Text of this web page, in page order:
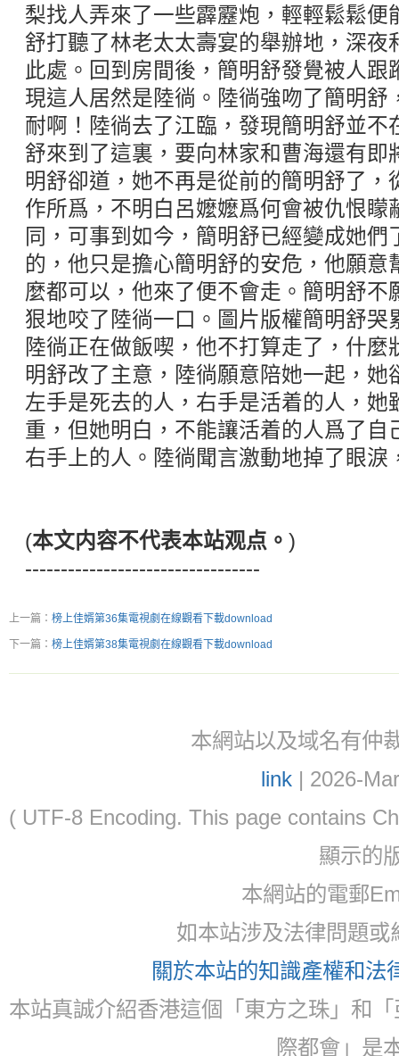
梨找人弄來了一些霹靂炮，輕輕鬆鬆便
舒打聽了林老太太壽宴的舉辦地，深夜
此處。回到房間後，簡明舒發覺被人跟
現這人居然是陸徜。陸徜強吻了簡明舒
耐啊！陸徜去了江臨，發現簡明舒並不
舒來到了這裏，要向林家和曹海還有即
明舒卻道，她不再是從前的簡明舒了，
作所爲，不明白呂嬤嬤爲何會被仇恨矇
同，可事到如今，簡明舒已經變成她們
的，他只是擔心簡明舒的安危，他願意
麼都可以，他來了便不會走。簡明舒不
狠地咬了陸徜一口。圖片版權簡明舒哭
陸徜正在做飯喫，他不打算走了，什
明舒改了主意，陸徜願意陪她一起，她
左手是死去的人，右手是活着的人，她
重，但她明白，不能讓活着的人爲了自
右手上的人。陸徜聞言激動地掉了眼淚
(本文内容不代表本站观点。 )
---------------------------------
上一篇： 榜上佳婿第36集電視劇在線觀看下載download
下一篇： 榜上佳婿第38集電視劇在線觀看下載download
本網站以及域名有仲
link| 2026-
( UTF-8 Encoding. This page contains
顯示的
本網站的電郵
如本站涉及法律問題
關於本站的知識產權和法
本站真誠介紹香港這個「東方之珠」和
際都會」是